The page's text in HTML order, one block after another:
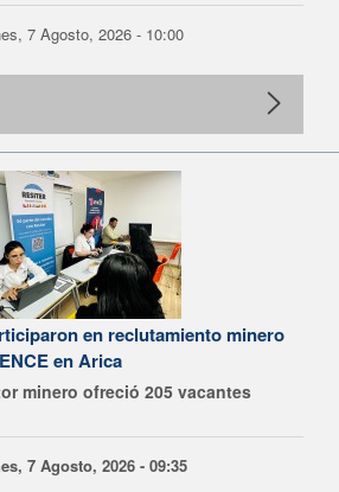
7 Agosto, 2026 - 10:00
en reclutamiento minero
en Arica
minero ofreció 205 vacantes
7 Agosto, 2026 - 09:35